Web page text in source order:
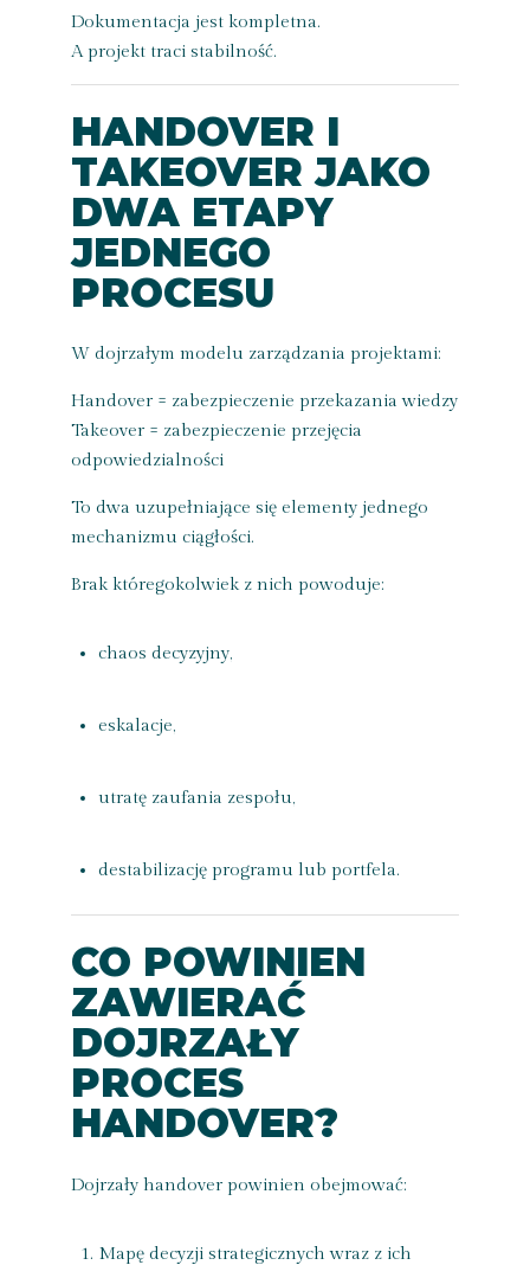
Dokumentacja jest kompletna.
A projekt traci stabilność.
HANDOVER I
TAKEOVER JAKO
DWA ETAPY
JEDNEGO
PROCESU
W dojrzałym modelu zarządzania projektami:
Handover = zabezpieczenie przekazania wiedzy
Takeover = zabezpieczenie przejęcia
odpowiedzialności
To dwa uzupełniające się elementy jednego
mechanizmu ciągłości.
Brak któregokolwiek z nich powoduje:
chaos decyzyjny,
eskalacje,
utratę zaufania zespołu,
destabilizację programu lub portfela.
CO POWINIEN
ZAWIERAĆ
DOJRZAŁY
PROCES
HANDOVER?
Dojrzały handover powinien obejmować:
Mapę decyzji strategicznych wraz z ich